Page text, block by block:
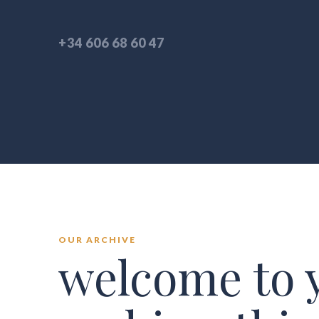
+34 606 68 60 47
OUR ARCHIVE
welcome to